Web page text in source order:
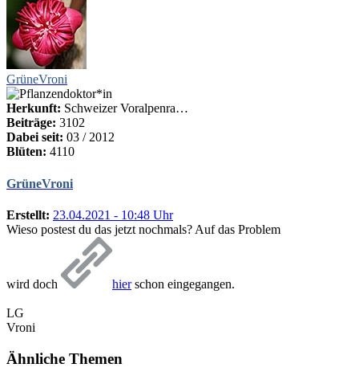
GrüneVroni
Herkunft: Schweizer Voralpenra…
Beiträge: 3102
Dabei seit: 03 / 2012
Blüten: 4110
GrüneVroni
Erstellt: 23.04.2021 - 10:48 Uhr
Wieso postest du das jetzt nochmals? Auf das Problem
wird doch hierschon eingegangen.
LG
Vroni
Ähnliche Themen